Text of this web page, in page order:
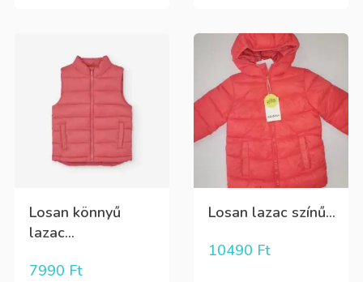
Losan könnyű
lazac...
7990 Ft
Losan lazac színű...
10490 Ft